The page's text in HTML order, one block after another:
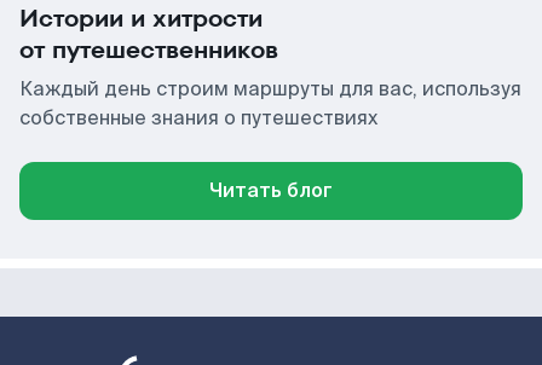
Истории и хитрости
от путешественников
Каждый день строим маршруты для вас, используя
собственные знания о путешествиях
Читать блог